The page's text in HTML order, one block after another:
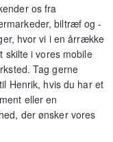
os fra
biltræf og -
hvor vi i en årrække
skilte i vores mobile
Tag gerne
Henrik, hvis du har et
eller en
der ønsker vores